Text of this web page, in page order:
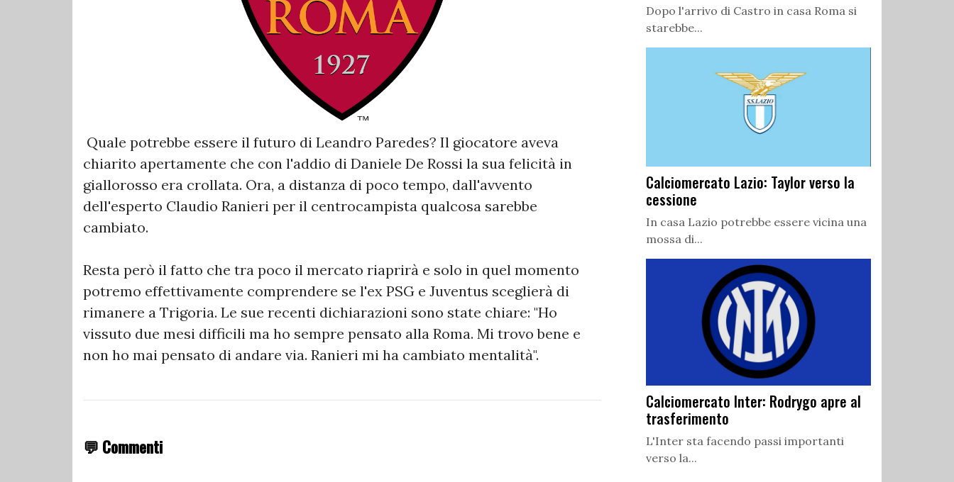
Quale potrebbe essere il futuro di Leandro Paredes? Il giocatore aveva
chiarito apertamente che con l'addio di Daniele De Rossi la sua felicità in
giallorosso era crollata. Ora, a distanza di poco tempo, dall'avvento
dell'esperto Claudio Ranieri per il centrocampista qualcosa sarebbe
cambiato.
Resta però il fatto che tra poco il mercato riaprirà e solo in quel momento
potremo effettivamente comprendere se l'ex PSG e Juventus sceglierà di
rimanere a Trigoria. Le sue recenti dichiarazioni sono state chiare: "Ho
vissuto due mesi difficili ma ho sempre pensato alla Roma. Mi trovo bene e
non ho mai pensato di andare via. Ranieri mi ha cambiato mentalità".
💬 Commenti
Dopo l'arrivo di Castro in casa Roma si
starebbe...
Calciomercato Lazio: Taylor verso la
cessione
In casa Lazio potrebbe essere vicina una
mossa di...
Calciomercato Inter: Rodrygo apre al
trasferimento
L'Inter sta facendo passi importanti
verso la...